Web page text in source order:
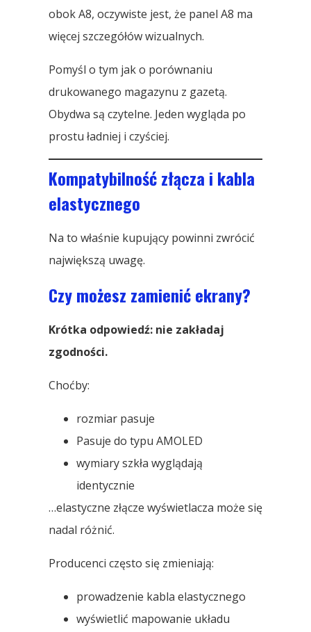
obok A8, oczywiste jest, że panel A8 ma
więcej szczegółów wizualnych.
Pomyśl o tym jak o porównaniu
drukowanego magazynu z gazetą.
Obydwa są czytelne. Jeden wygląda po
prostu ładniej i czyściej.
Kompatybilność złącza i kabla
elastycznego
Na to właśnie kupujący powinni zwrócić
największą uwagę.
Czy możesz zamienić ekrany?
Krótka odpowiedź: nie zakładaj
zgodności.
Choćby:
rozmiar pasuje
Pasuje do typu AMOLED
wymiary szkła wyglądają
identycznie
…elastyczne złącze wyświetlacza może się
nadal różnić.
Producenci często się zmieniają:
prowadzenie kabla elastycznego
wyświetlić mapowanie układu